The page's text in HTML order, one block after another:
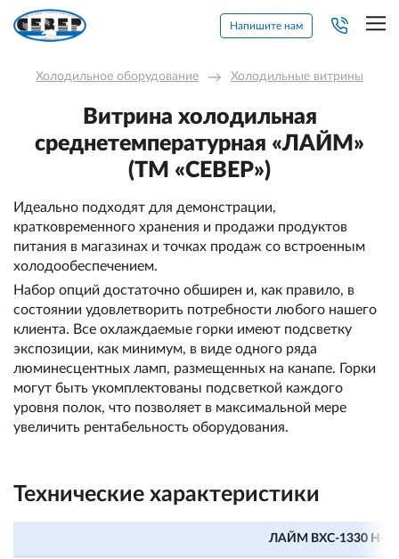
Напишите нам
Холодильное оборудование → Холодильные витрины
Витрина холодильная
среднетемпературная «ЛАЙМ»
(ТМ «СЕВЕР»)
Идеально подходят для демонстрации,
кратковременного хранения и продажи продуктов
питания в магазинах и точках продаж со встроенным
холодообеспечением.
Набор опций достаточно обширен и, как правило, в
состоянии удовлетворить потребности любого нашего
клиента. Все охлаждаемые горки имеют подсветку
экспозиции, как минимум, в виде одного ряда
люминесцентных ламп, размещенных на канапе. Горки
могут быть укомплектованы подсветкой каждого
уровня полок, что позволяет в максимальной мере
увеличить рентабельность оборудования.
Технические характеристики
ЛАЙМ ВХС-1330 H-in